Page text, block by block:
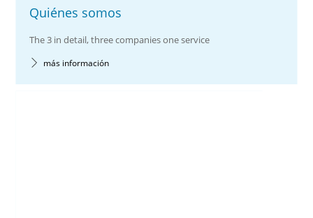
Quiénes somos
The 3 in detail, three companies one service
más información